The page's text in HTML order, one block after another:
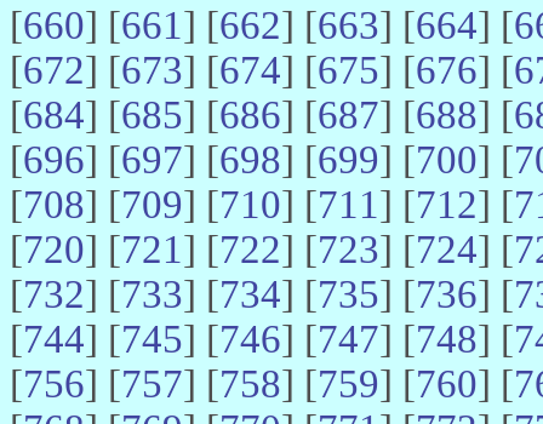
[660] [661] [662] [663] [664] [
[672] [673] [674] [675] [676] [
[684] [685] [686] [687] [688] [
[696] [697] [698] [699] [700] [
[708] [709] [710] [711] [712] [
[720] [721] [722] [723] [724] [
[732] [733] [734] [735] [736] [
[744] [745] [746] [747] [748] [
[756] [757] [758] [759] [760] [